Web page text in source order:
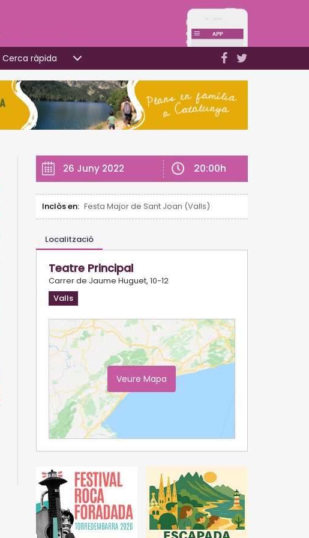
Cerca ràpida
26 Juny 2022 20:00h
Inclòs en: Festa Major de Sant Joan (Valls)
Localització
Teatre Principal
Carrer de Jaume Huguet, 10-12
Valls
Veure Mapa